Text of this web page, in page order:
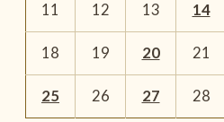
11 12 13 14
18 19 20 21
25 26 27 28